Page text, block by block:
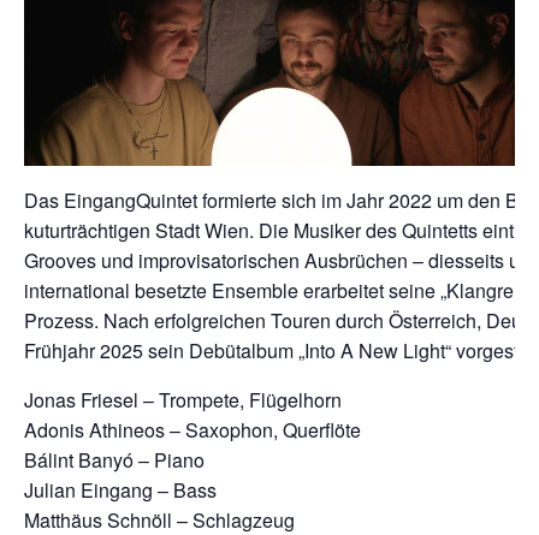
Das EingangQuintet formierte sich im Jahr 2022 um den
kuturträchtigen Stadt Wien. Die Musiker des Quintetts eint
Grooves und improvisatorischen Ausbrüchen – diesseits
international besetzte Ensemble erarbeitet seine
Prozess. Nach erfolgreichen Touren durch Österreich,
Frühjahr 2025 sein Debütalbum „Into A New Light“
Jonas Friesel – Trompete, Flügelhorn
Adonis Athineos – Saxophon, Querflöte
Bálint Banyó – Piano
Julian Eingang – Bass
Matthäus Schnöll – Schlagzeug